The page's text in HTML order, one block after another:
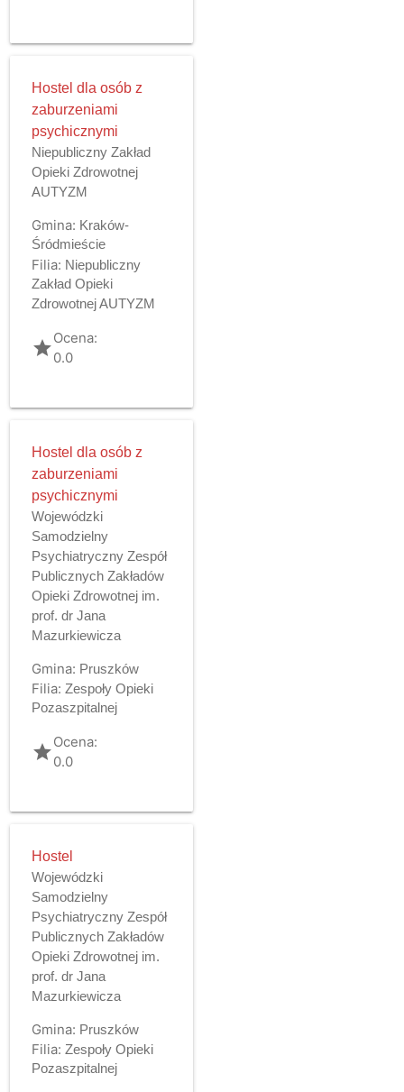
Hostel dla osób z
zaburzeniami
psychicznymi
Niepubliczny Zakład
Opieki Zdrowotnej
AUTYZM
Gmina: Kraków-
Śródmieście
Filia: Niepubliczny
Zakład Opieki
Zdrowotnej AUTYZM
gradeOcena:
0.0
Hostel dla osób z
zaburzeniami
psychicznymi
Wojewódzki
Samodzielny
Psychiatryczny Zespół
Publicznych Zakładów
Opieki Zdrowotnej im.
prof. dr Jana
Mazurkiewicza
Gmina: Pruszków
Filia: Zespoły Opieki
Pozaszpitalnej
gradeOcena:
0.0
Hostel
Wojewódzki
Samodzielny
Psychiatryczny Zespół
Publicznych Zakładów
Opieki Zdrowotnej im.
prof. dr Jana
Mazurkiewicza
Gmina: Pruszków
Filia: Zespoły Opieki
Pozaszpitalnej